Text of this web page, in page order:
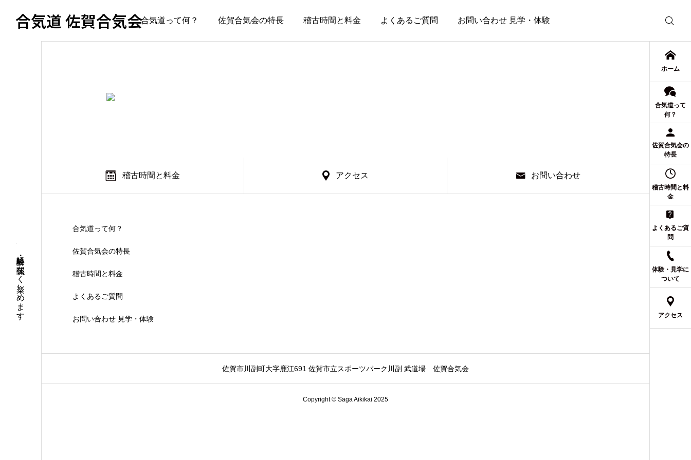
合気道 佐賀合気会合気道って何？ 佐賀合気会の特長 稽古時間と料金 よくあるご質問 お問い合わせ 見学・体験
年齢・経験に関係なく楽しめます
ホーム
合気道って
何？
佐賀合気会の
特長
稽古時間と料
金
よくあるご質
問
体験・見学に
ついて
アクセス
稽古時間と料金 アクセス お問い合わせ
合気道って何？
佐賀合気会の特長
稽古時間と料金
よくあるご質問
お問い合わせ 見学・体験
佐賀市川副町大字鹿江691 佐賀市立スポーツパーク川副 武道場 佐賀合気会
Copyright © Saga Aikikai 2025